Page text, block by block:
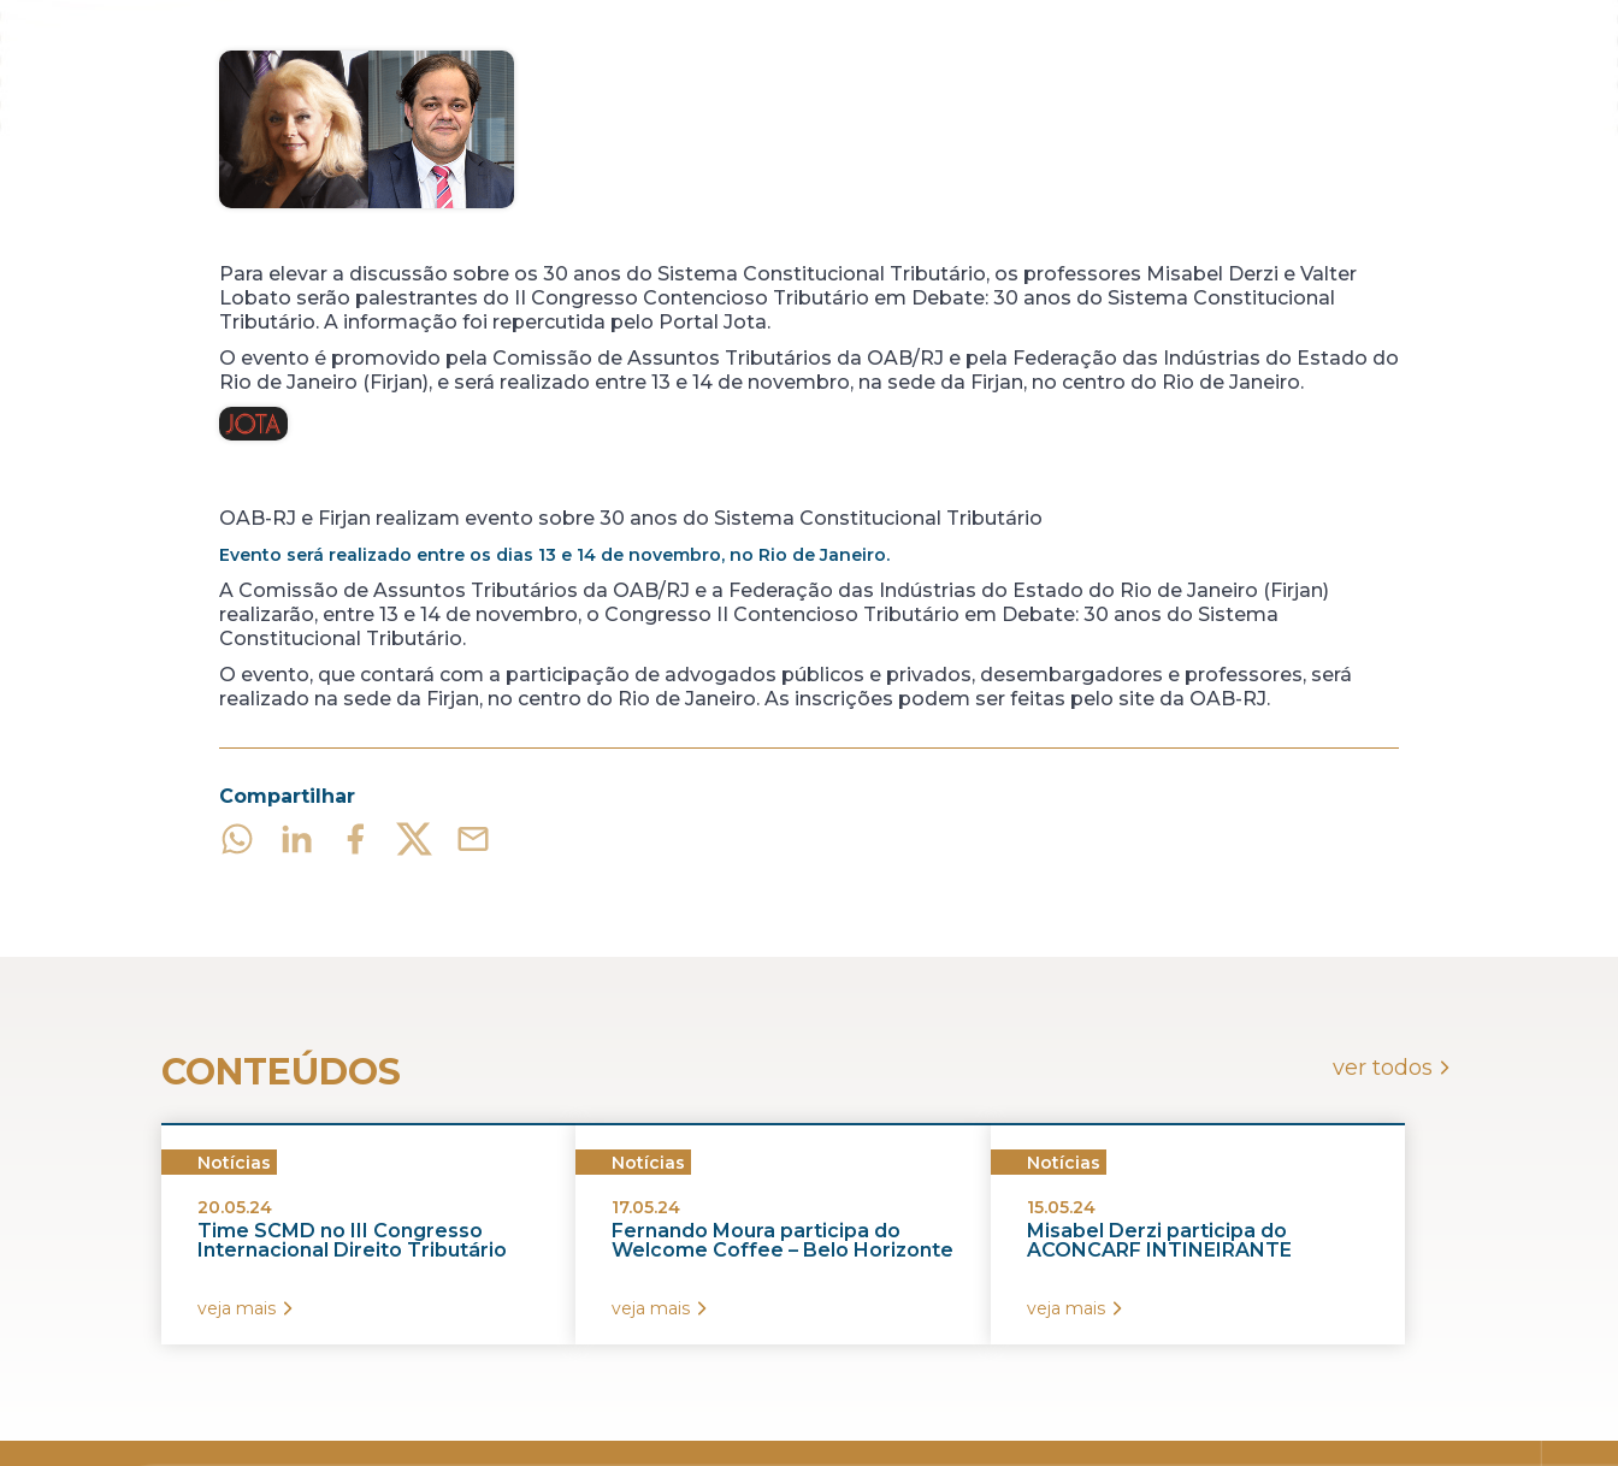
Para elevar a discussão sobre os 30 anos do Sistema Constitucional Tributário, os professores Misabel Derzi e Valter
Lobato serão palestrantes do II Congresso Contencioso Tributário em Debate: 30 anos do Sistema Constitucional
Tributário. A informação foi repercutida pelo Portal Jota.
O evento é promovido pela Comissão de Assuntos Tributários da OAB/RJ e pela Federação das Indústrias do Estado do
Rio de Janeiro (Firjan), e será realizado entre 13 e 14 de novembro, na sede da Firjan, no centro do Rio de Janeiro.
OAB-RJ e Firjan realizam evento sobre 30 anos do Sistema Constitucional Tributário
Evento será realizado entre os dias 13 e 14 de novembro, no Rio de Janeiro.
A Comissão de Assuntos Tributários da OAB/RJ e a Federação das Indústrias do Estado do Rio de Janeiro (Firjan)
realizarão, entre 13 e 14 de novembro, o Congresso II Contencioso Tributário em Debate: 30 anos do Sistema
Constitucional Tributário.
O evento, que contará com a participação de advogados públicos e privados, desembargadores e professores, será
realizado na sede da Firjan, no centro do Rio de Janeiro. As inscrições podem ser feitas pelo site da OAB-RJ.
Compartilhar
CONTEÚDOS ver todos
Notícias
20.05.24
Time SCMD no III Congresso
Internacional Direito Tributário
veja mais
Notícias
17.05.24
Fernando Moura participa do
Welcome Coffee – Belo Horizonte
veja mais
Notícias
15.05.24
Misabel Derzi participa do
ACONCARF INTINEIRANTE
veja mais